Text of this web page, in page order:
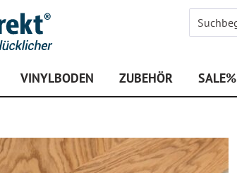
VINYLBODEN ZUBEHÖR SALE%